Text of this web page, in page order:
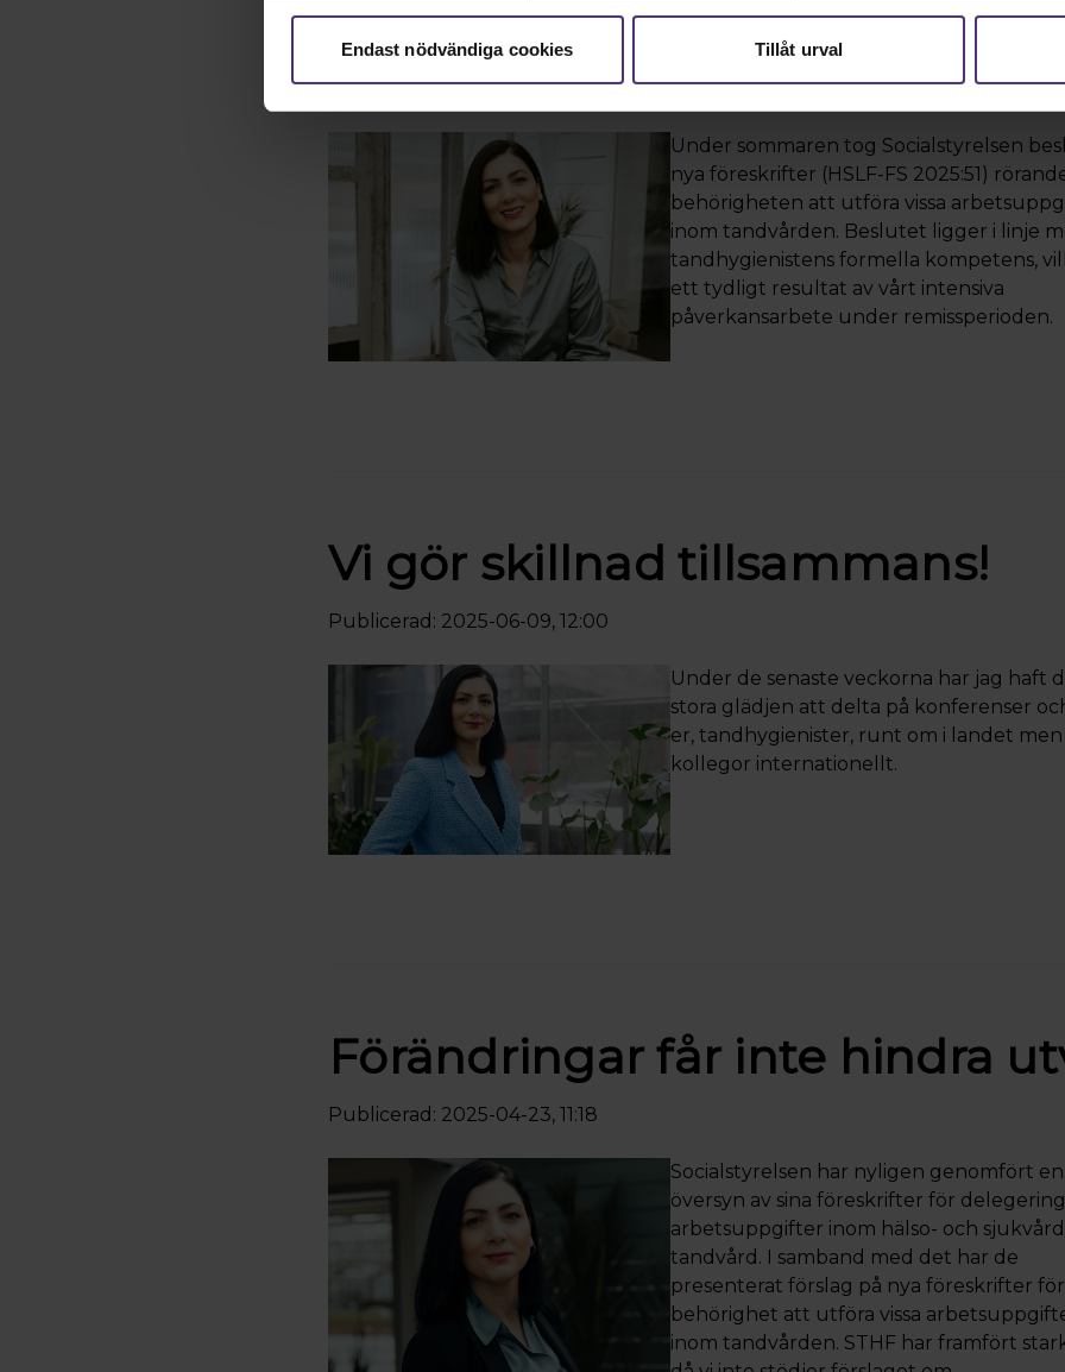
Endast nödvändiga cookies Tillåt urval
Hårt påverkansarbete gav
Publicerad: 2025-09-15, 14:05
Under sommaren tog Socialstyrelsen
nya föreskrifter (HSLF-FS 2025:51)
behörigheten att utföra vissa
inom tandvården. Beslutet ligger i linje
tandhygienistens formella kompetens,
ett tydligt resultat av vårt intensiva
påverkansarbete under remissperioden.
Vi gör skillnad tillsammans!
Publicerad: 2025-06-09, 12:00
Under de senaste veckorna har jag haft
stora glädjen att delta på konferenser
er, tandhygienister, runt om i landet men
kollegor internationellt.
Förändringar får inte hindra
Publicerad: 2025-04-23, 11:18
Socialstyrelsen har nyligen genomfört en
översyn av sina föreskrifter för
arbetsuppgifter inom hälso- och
tandvård. I samband med det har de
presenterat förslag på nya föreskrifter för
behörighet att utföra vissa
inom tandvården. STHF har framfört